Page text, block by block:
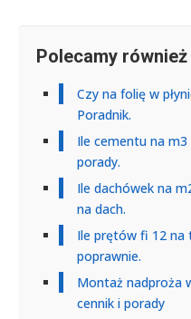
Polecamy również
Czy na folię w
Poradnik.
Ile cementu na
porady.
Ile dachówek na
na dach.
Ile prętów fi 12 na
poprawnie.
Montaż nadproża
cennik i porady